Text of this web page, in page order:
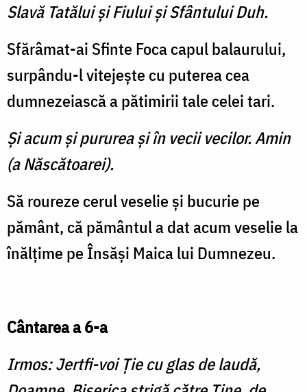
Slavă Tatălui şi Fiului şi Sfântului Duh.
Sfărâmat-ai Sfinte Foca capul balaurului,
surpându-l vitejeşte cu puterea cea
dumnezeiască a pătimirii tale celei tari.
Şi acum şi pururea şi în vecii vecilor. Amin
(a Născătoarei).
Să roureze cerul veselie şi bucurie pe
pământ, că pământul a dat acum veselie la
înălţime pe Însăşi Maica lui Dumnezeu.
Cântarea a 6-a
Irmos: Jertfi-voi Ţie cu glas de laudă,